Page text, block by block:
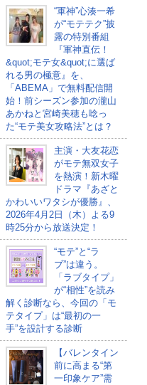
“軍神”心湊一希
が“モテテク”披
露の特別番組
『軍神直伝！
&quot;モテ女&quot;に選ば
れる男の極意』を、
「ABEMA」で無料配信開
始！前シーズン参加の瀧山
あかねと宮崎美穂も唸っ
た“モテ美女攻略法”とは？
主演・大友花恋
がモテ無双女子
を熱演！新木曜
ドラマ『あざと
かわいいワタシが優勝』、
2026年4月2日（木）よる9
時25分から放送決定！
“モテ”と“ラ
ブ”は違う。
「ラブタイプ」
が“相性”を読み
解く診断なら、今回の「モ
テタイプ」は“最初の一
手”を設計する診断
【バレンタイン
前に高まる“第
一印象ケア”需